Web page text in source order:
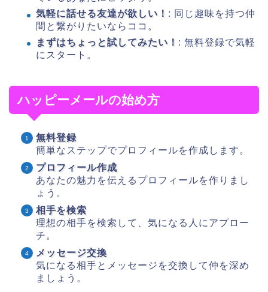
気軽に話せる友達が欲しい！ : 同じ趣味を持つ仲
間と繋がりたいならココ。
まずはちょっと試してみたい！ : 無料登録で気軽
にスタート。
ハッピーメールの始め方
無料登録
簡単なステップでプロフィールを作成します。
プロフィール作成
あなたの魅力を伝えるプロフィールを作りまし
ょう。
相手を検索
理想の相手を検索して、気になる人にアプロー
チ。
メッセージ交換
気になる相手とメッセージを交換して仲を深め
ましょう。